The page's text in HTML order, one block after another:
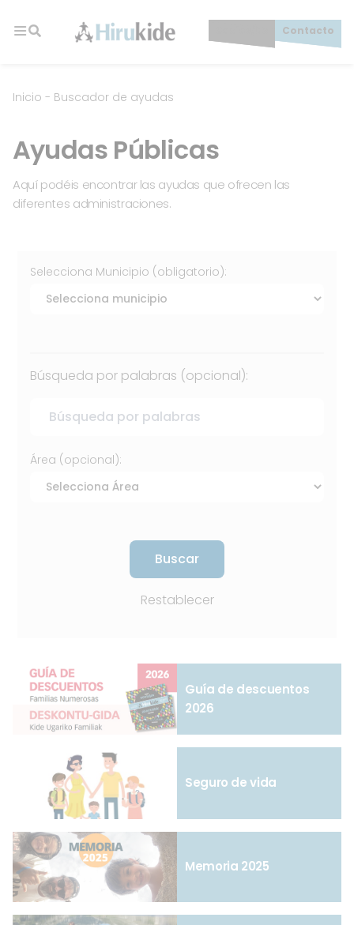
Contacto
Inicio - Buscador de ayudas
Ayudas Públicas
Aquí podéis encontrar las ayudas que ofrecen las
diferentes administraciones.
Selecciona Municipio (obligatorio):
Búsqueda por palabras (opcional):
Área (opcional):
Buscar
Restablecer
Guía de descuentos
2026
Seguro de vida
Memoria 2025